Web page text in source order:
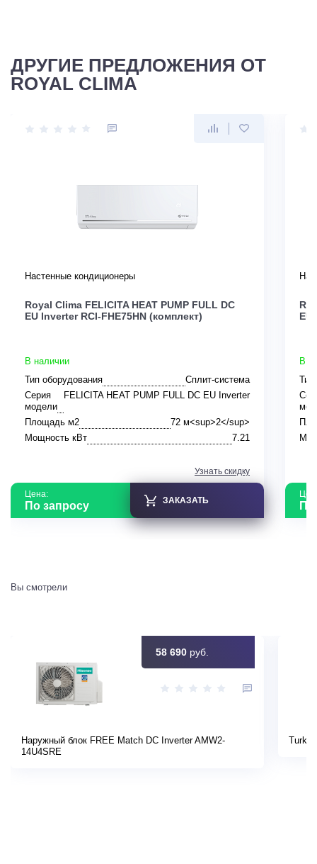
ДРУГИЕ ПРЕДЛОЖЕНИЯ ОТ
ROYAL CLIMA
Настенные кондиционеры
Royal Clima FELICITA HEAT PUMP FULL DC
EU Inverter RCI-FHE75HN (комплект)
В наличии
Тип оборудования
Сплит-система
Серия
модели
FELICITA HEAT PUMP FULL DC EU Inverter
Площадь м2
72 м<sup>2</sup>
Мощность кВт
7.21
Узнать скидку
Цена:
По запросу ЗАКАЗАТЬ
EU
В
Тип
По
Вы смотрели
58 690 руб.
Наружный блок FREE Match DC Inverter AMW2-
14U4SRE